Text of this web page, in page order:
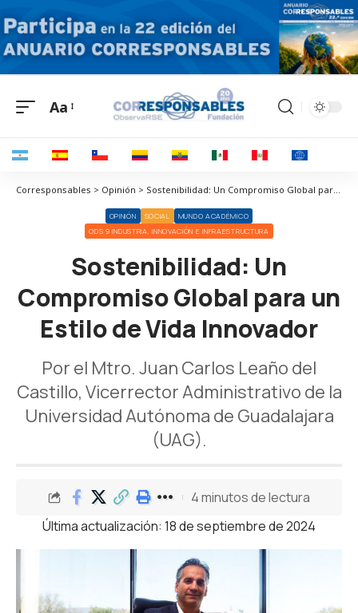
Aa
Corresponsables > Opinión > Sostenibilidad: Un Compromiso Global para un Estilo de Vida Innovador
OPINIÓN SOCIAL
MUNDO ACADÉMICO
ODS 9 INDUSTRIA, INNOVACIÓN E INFRAESTRUCTURA
Sostenibilidad: Un
Compromiso Global para un
Estilo de Vida Innovador
Por el Mtro. Juan Carlos Leaño del
Castillo, Vicerrector Administrativo de la
Universidad Autónoma de Guadalajara
(UAG).
Última actualización: 18 de septiembre de 2024
4 minutos de lectura